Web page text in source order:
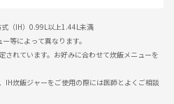
（IH）0.99L以上1.44L未満
等によって異なります。
れています。お好みに合わせて炊飯メニューを
炊飯ジャーをご使用の際には医師とよくご相談